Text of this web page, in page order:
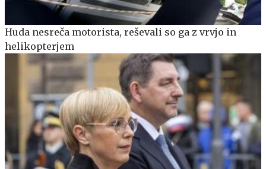
Huda nesreča motorista, reševali so ga z vrvjo in
helikopterjem